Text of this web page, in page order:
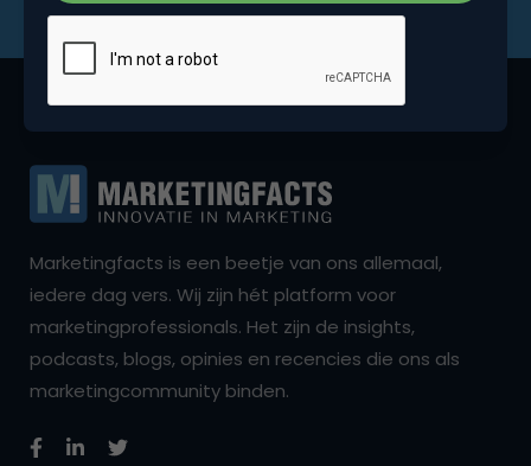
Marketingfacts is een beetje van ons allemaal,
iedere dag vers. Wij zijn hét platform voor
marketingprofessionals. Het zijn de insights,
podcasts, blogs, opinies en recencies die ons als
marketingcommunity binden.